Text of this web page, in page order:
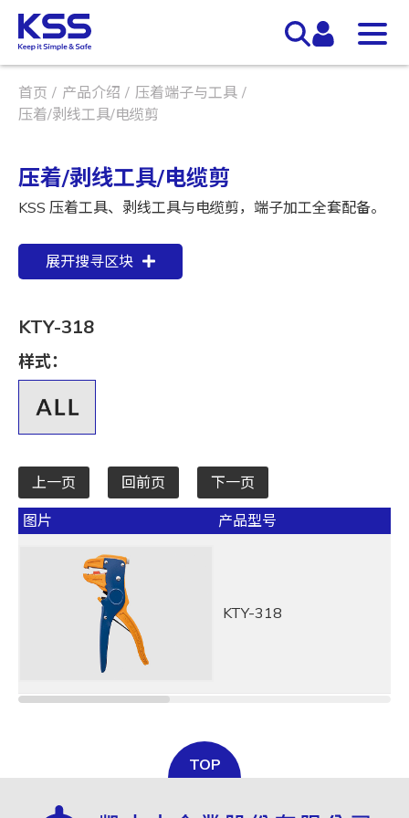
首页 产品介绍
压着端子与工具
压着/剥线工具/电缆剪
压着/剥线工具/电缆剪
KSS 压着工具、剥线工具与电缆剪，端子加工全套配备。
展开搜寻区块
KTY-318
样式：
上一页 回前页 下一页
图片 产品型号
KTY-318
TOP